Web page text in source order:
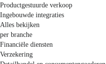
Productgestuurde verkoop
Ingebouwde integraties
Alles bekijken
per branche
Financiële diensten
Verzekering